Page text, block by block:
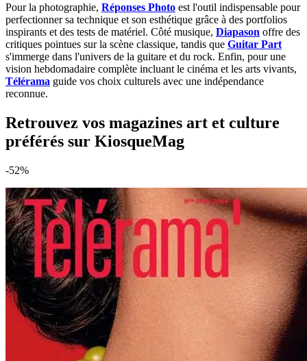
Pour la photographie, Réponses Photo est l'outil indispensable pour
perfectionner sa technique et son esthétique grâce à des portfolios
inspirants et des tests de matériel. Côté musique, Diapason offre des
critiques pointues sur la scène classique, tandis que Guitar Part
s'immerge dans l'univers de la guitare et du rock. Enfin, pour une
vision hebdomadaire complète incluant le cinéma et les arts vivants,
Télérama guide vos choix culturels avec une indépendance
reconnue.
Retrouvez vos magazines art et culture
préférés sur KiosqueMag
-52%